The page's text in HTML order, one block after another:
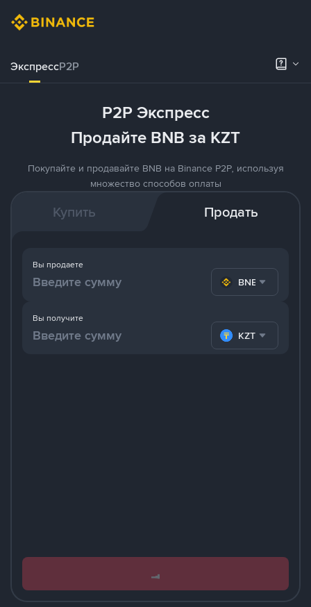
ЭкспрессP2P
P2P Экспресс
Продайте BNB за KZT
Покупайте и продавайте BNB на Binance P2P, используя
множество способов оплаты
Купить Продать
Вы получите
KZT
Вы продаете
BNB